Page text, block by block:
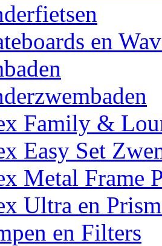
en
Family &
Easy Set
Metal Frame
Ultra en
en Filters